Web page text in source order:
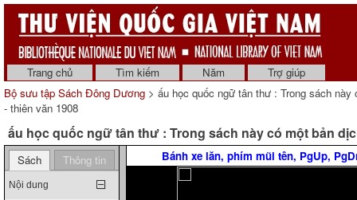
Trang chủ Tìm kiếm Năm
Trợ giúp
Bộ sưu tập Sách Đông Dương > ấu học quốc ngữ tân thư : Trong sách
- thiên văn 1908
ấu học quốc ngữ tân thư : Trong sách này có một bản
Sách Thông tin
Nội dung
Bánh xe lăn, phím mũi tên, PgUp,